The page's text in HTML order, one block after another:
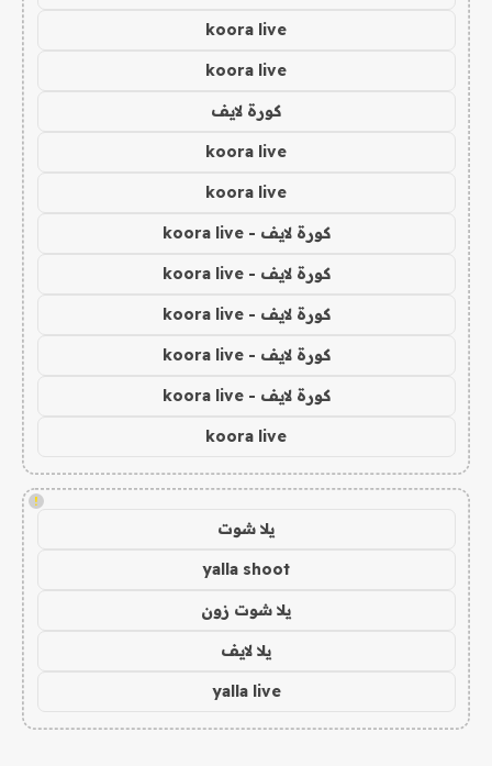
koora live
koora live
كورة لايف
koora live
koora live
كورة لايف - koora live
كورة لايف - koora live
كورة لايف - koora live
كورة لايف - koora live
كورة لايف - koora live
koora live
!
يلا شوت
yalla shoot
يلا شوت زون
يلا لايف
yalla live